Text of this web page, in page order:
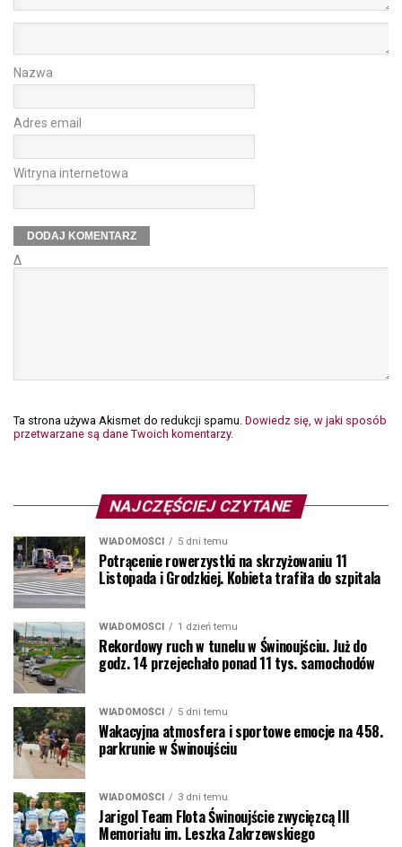
Nazwa
Adres email
Witryna internetowa
Δ
Ta strona używa Akismet do redukcji spamu. Dowiedz się, w jaki sposób
przetwarzane są dane Twoich komentarzy.
NAJCZĘŚCIEJ CZYTANE
WIADOMOŚCI 5 dni temu
Potrącenie rowerzystki na skrzyżowaniu 11
Listopada i Grodzkiej. Kobieta trafiła do szpitala
WIADOMOŚCI 1 dzień temu
Rekordowy ruch w tunelu w Świnoujściu. Już do
godz. 14 przejechało ponad 11 tys. samochodów
WIADOMOŚCI 5 dni temu
Wakacyjna atmosfera i sportowe emocje na 458.
parkrunie w Świnoujściu
WIADOMOŚCI 3 dni temu
Jarigol Team Flota Świnoujście zwycięzcą III
Memoriału im. Leszka Zakrzewskiego